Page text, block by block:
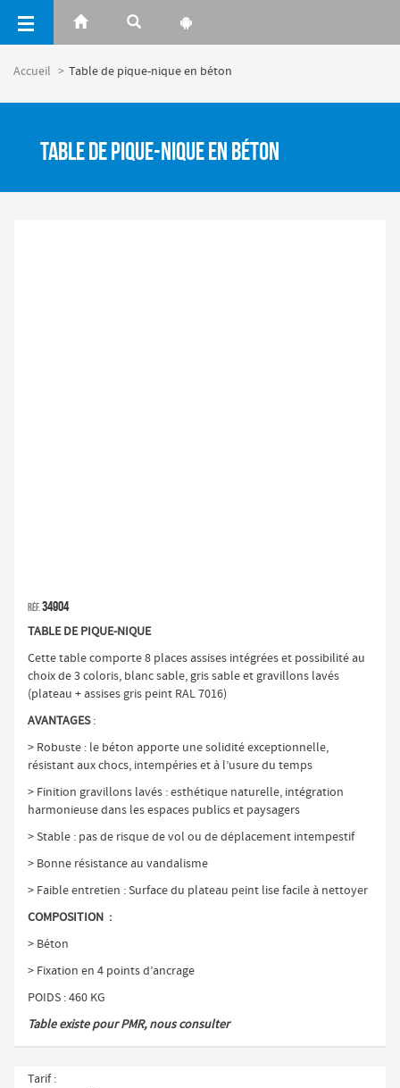
Accueil Table de pique-nique en béton
Table de pique-nique en béton
Réf. 34904
TABLE DE PIQUE-NIQUE
Cette table comporte 8 places assises intégrées et possibilité au
choix de 3 coloris, blanc sable, gris sable et gravillons lavés
(plateau + assises gris peint RAL 7016)
AVANTAGES:
> Robuste : le béton apporte une solidité exceptionnelle,
résistant aux chocs, intempéries et à l’usure du temps
> Finition gravillons lavés : esthétique naturelle, intégration
harmonieuse dans les espaces publics et paysagers
> Stable : pas de risque de vol ou de déplacement intempestif
> Bonne résistance au vandalisme
> Faible entretien : Surface du plateau peint lise facile à nettoyer
COMPOSITION :
> Béton
> Fixation en 4 points d’ancrage
POIDS : 460 KG
Table existe pour PMR, nous consulter
Tarif